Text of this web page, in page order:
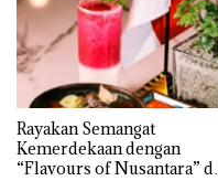
Rayakan Semangat
Kemerdekaan dengan
“Flavours of Nusantara” di